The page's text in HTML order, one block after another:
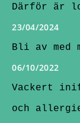
Därför är
23/04/2024
Bli av
06/10/2022
Vackert
och